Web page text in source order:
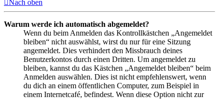
Nach oben
Warum werde ich automatisch abgemeldet?
Wenn du beim Anmelden das Kontrollkästchen „Angemeldet
bleiben“ nicht auswählst, wirst du nur für eine Sitzung
angemeldet. Dies verhindert den Missbrauch deines
Benutzerkontos durch einen Dritten. Um angemeldet zu
bleiben, kannst du das Kästchen „Angemeldet bleiben“ beim
Anmelden auswählen. Dies ist nicht empfehlenswert, wenn
du dich an einem öffentlichen Computer, zum Beispiel in
einem Internetcafé, befindest. Wenn diese Option nicht zur